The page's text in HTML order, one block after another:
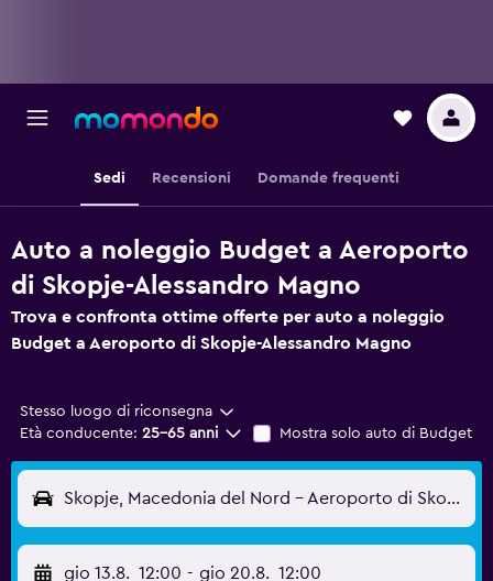
Sedi Recensioni Domande frequenti
Auto a noleggio Budget a Aeroporto
di Skopje-Alessandro Magno
Trova e confronta ottime offerte per auto a noleggio
Budget a Aeroporto di Skopje-Alessandro Magno
Stesso luogo di riconsegna
Età conducente: 25-65 anni Mostra solo auto di Budget
Skopje, Macedonia del Nord - Aeroporto di Skopje-Alessandro Magno (SKP)
gio 13.8. 12:00 - gio 20.8. 12:00